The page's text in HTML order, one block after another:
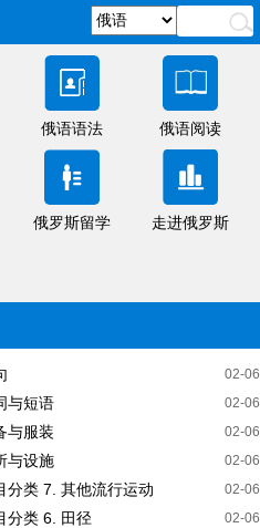
俄语语法 俄语阅读
俄罗斯留学 走进俄罗斯
02-06
02-06
与短语
02-06
与服装
02-06
与设施
02-06
分类 7. 其他流行运动
02-06
分类 6. 田径